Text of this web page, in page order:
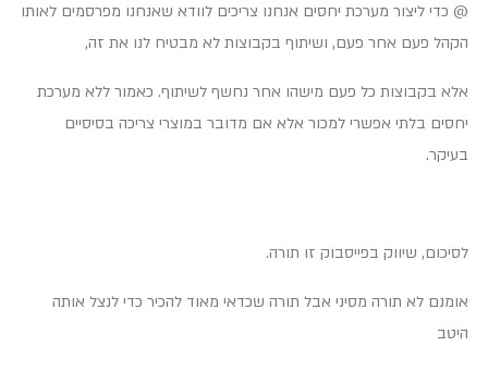
@ כדי ליצור מערכת יחסים אנחנו צריכים לוודא שאנחנו מפרסמים לאותו
הקהל פעם אחר פעם, ושיתוף בקבוצות לא מבטיח לנו את זה,
אלא בקבוצות כל פעם מישהו אחר נחשף לשיתוף. כאמור ללא מערכת
יחסים בלתי אפשרי למכור אלא אם מדובר במוצרי צריכה בסיסיים
בעיקר.
לסיכום, שיווק בפייסבוק זו תורה.
אומנם לא תורה מסיני אבל תורה שכדאי מאוד להכיר כדי לנצל אותה
היטב